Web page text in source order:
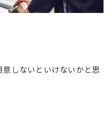
しないといけないかと思